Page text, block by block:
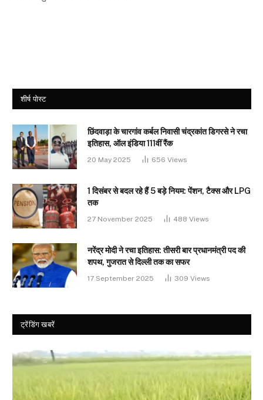
शीर्ष पोस्ट
छिंदवाड़ा के चारगांव कर्बल निवासी चंद्रकांत डिगरसे ने रचा
इतिहास, ऑल इंडिया 111वीं रैंक
20 May 2025 656 Views
1 दिसंबर से बदल रहे हैं 5 बड़े नियम: पेंशन, टैक्स और LPG
तक
27 November 2025 488 Views
नरेंद्र मोदी ने रचा इतिहास: तीसरी बार प्रधानमंत्री पद की
शपथ, गुजरात से दिल्ली तक का सफर
17 September 2025 309 Views
ट्रेंडिंग खबरें